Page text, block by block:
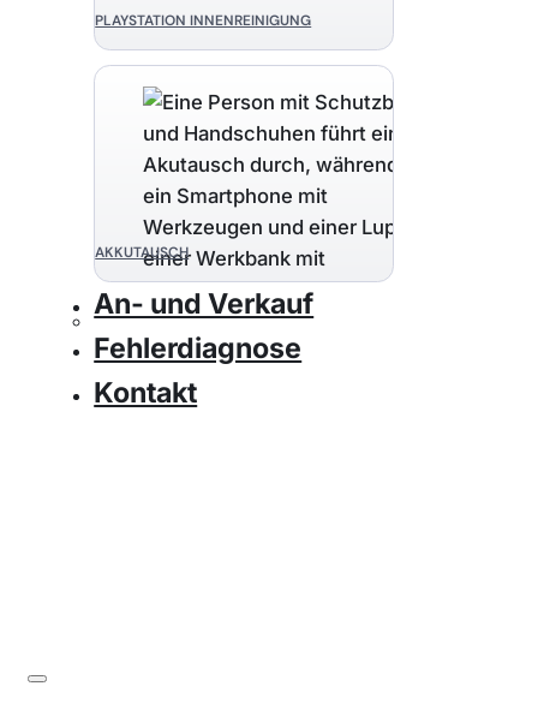
PLAYSTATION INNENREINIGUNG
AKKUTAUSCH
An- und Verkauf
Fehlerdiagnose
Kontakt